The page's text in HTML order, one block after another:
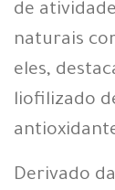
de
naturais
eles,
liofilizado
Derivado